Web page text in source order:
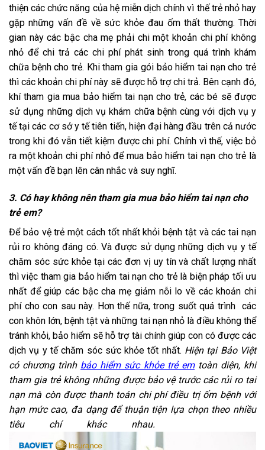
thiện các chức năng của hệ miễn dịch chính vì thế trẻ nhỏ hay
gặp những vấn đề về sức khỏe đau ốm thất thường. Thời
gian này các bậc cha mẹ phải chi một khoản chi phí không
nhỏ để chi trả các chi phí phát sinh trong quá trình khám
chữa bệnh cho trẻ. Khi tham gia gói bảo hiểm tai nạn cho trẻ
thì các khoản chi phí này sẽ được hỗ trợ chi trả. Bên cạnh đó,
khí tham gia mua bảo hiểm tai nạn cho trẻ, các bé sẽ được
sử dụng những dịch vụ khám chữa bệnh cùng với dịch vụ y
tế tại các cơ sở y tế tiên tiến, hiện đại hàng đầu trên cả nước
trong khi đó vẫn tiết kiệm được chi phí. Chính vì thế, việc bỏ
ra một khoản chi phí nhỏ để mua bảo hiểm tai nạn cho trẻ là
một vấn đề bạn lên cân nhắc và suy nghĩ.
3. Có hay không nên tham gia mua bảo hiểm tai nạn cho
trẻ em?
Để bảo vệ trẻ một cách tốt nhất khỏi bệnh tật và các tai nạn
rủi ro không đáng có. Và được sử dụng những dịch vụ y tế
chăm sóc sức khỏe tại các đơn vị uy tín và chất lượng nhất
thì việc tham gia bảo hiểm tai nạn cho trẻ là biện pháp tối ưu
nhất để giúp các bậc cha mẹ giảm nỗi lo về các khoản chi
phí cho con sau này. Hơn thế nữa, trong suốt quá trình các
con khôn lớn, bệnh tật và những tai nạn nhỏ là điều không thể
tránh khỏi, bảo hiểm sẽ hỗ trợ tài chính giúp con có được các
dịch vụ y tế chăm sóc sức khỏe tốt nhất. Hiện tại Bảo Việt
có chương trình bảo hiểm sức khỏe trẻ emtoàn diện, khi
tham gia trẻ không những được bảo vệ trước các rủi ro tai
nạn mà còn được thanh toán chi phí điều trị ốm bệnh với
hạn mức cao, đa dạng để thuận tiện lựa chọn theo nhiều
tiêu chí khác nhau.